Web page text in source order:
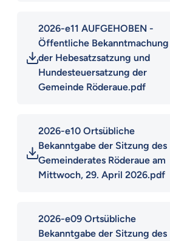
2026-e11 AUFGEHOBEN -
Öffentliche Bekanntmachung
der Hebesatzsatzung und
Hundesteuersatzung der
Gemeinde Röderaue.pdf
2026-e10 Ortsübliche
Bekanntgabe der Sitzung des
Gemeinderates Röderaue am
Mittwoch, 29. April 2026.pdf
2026-e09 Ortsübliche
Bekanntgabe der Sitzung des